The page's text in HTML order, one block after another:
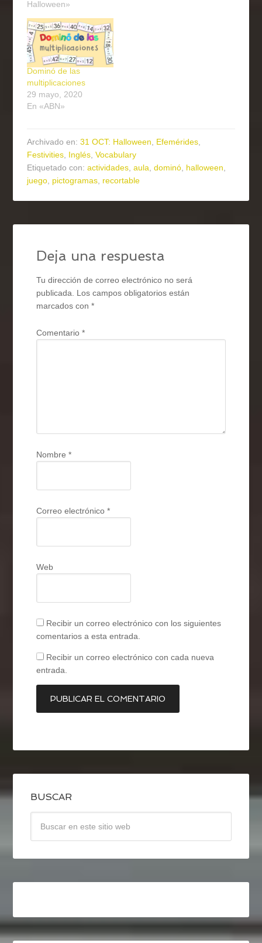
Halloween»
Dominó de las
multiplicaciones
29 mayo, 2020
En «ABN»
Archivado en:31 OCT: Halloween, Efemérides,
Festivities, Inglés,Vocabulary
Etiquetado con:actividades,aula,dominó, halloween,
juego, pictogramas, recortable
Deja una respuesta
Tu dirección de correo electrónico no será
publicada. Los campos obligatorios están
marcados con*
Comentario*
Nombre*
Correo electrónico*
Web
Recibir un correo electrónico con los siguientes
comentarios a esta entrada.
Recibir un correo electrónico con cada nueva
entrada.
BUSCAR